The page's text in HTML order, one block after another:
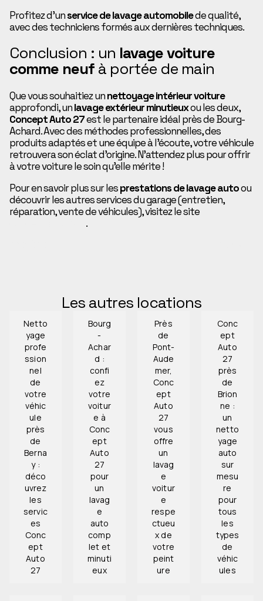
Profitez d’unservice de lavage automobilede qualité,
avec des techniciens formés aux dernières techniques.
Conclusion : un lavage voiture
comme neuf à portée de main
Que vous souhaitiez unnettoyage intérieur voiture
approfondi, unlavage extérieur minutieuxou les deux,
Concept Auto 27est le partenaire idéal près de Bourg-
Achard. Avec des méthodes professionnelles, des
produits adaptés et une équipe à l’écoute, votre véhicule
retrouvera son éclat d’origine. N’attendez plus pour offrir
à votre voiture le soin qu’elle mérite !
Pour en savoir plus sur lesprestations de lavage autoou
découvrir les autres services du garage (entretien,
réparation, vente de véhicules), visitez le site
.
Les autres locations
Netto
yage
profe
ssion
nel
de
votre
véhic
ule
près
de
Berna
y :
déco
uvrez
les
servic
es
Conc
ept
Auto
27
Bourg
-
Achar
d :
confi
ez
votre
voitur
e à
Conc
ept
Auto
27
pour
un
lavag
e
auto
comp
let et
minuti
eux
Près
de
Pont-
Aude
mer,
Conc
ept
Auto
27
vous
offre
un
lavag
e
voitur
e
respe
ctueu
x de
votre
peint
ure
Conc
ept
Auto
27
près
de
Brion
ne :
un
netto
yage
auto
sur
mesu
re
pour
tous
les
types
de
véhic
ules